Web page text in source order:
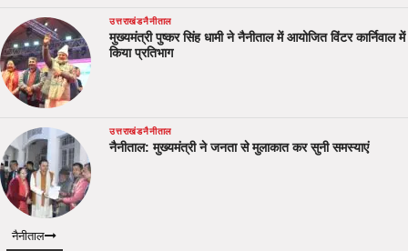
उत्तराखंडनैनीताल
मुख्यमंत्री पुष्कर सिंह धामी ने नैनीताल में आयोजित विंटर कार्निवाल में
किया प्रतिभाग
उत्तराखंडनैनीताल
नैनीताल: मुख्यमंत्री ने जनता से मुलाकात कर सुनी समस्याएं
नैनीताल